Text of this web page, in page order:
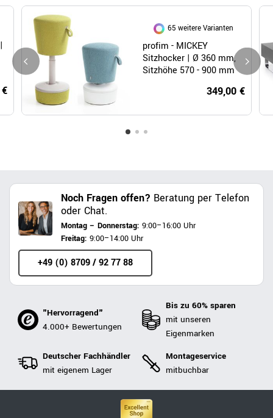
65 weitere Varianten
profim - MICKEY
Sitzhocker | Ø 360 mm,
Sitzhöhe 570 - 900 mm
349,00 €
Noch Fragen offen? Beratung per Telefon
oder Chat.
Montag – Donnerstag: 9:00–16:00 Uhr
Freitag: 9:00–14:00 Uhr
+49 (0) 8709 / 92 77 88
"Hervorragend"
4.000+ Bewertungen
Bis zu 60% sparen
mit unseren
Eigenmarken
Deutscher Fachhändler
mit eigenem Lager
Montageservice
mitbuchbar